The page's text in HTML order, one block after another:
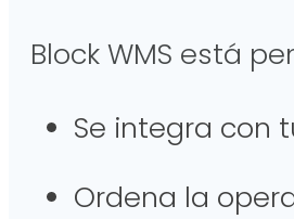
Block WMS está
Se integra
Ordena la